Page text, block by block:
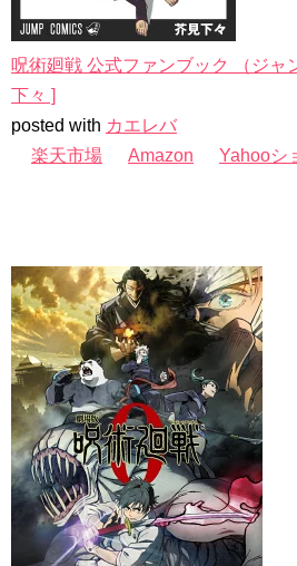
呪術廻戦 公式ファンブック （ジャ
下々 ]
posted with カエレバ
楽天市場
Amazon Yahooシ